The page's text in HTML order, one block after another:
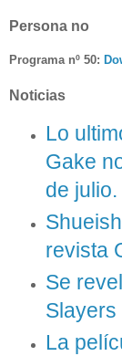
Persona no
Programa nº 50:
Noticias
Lo
Gake
de julio.
revista
Se
Slayers
La